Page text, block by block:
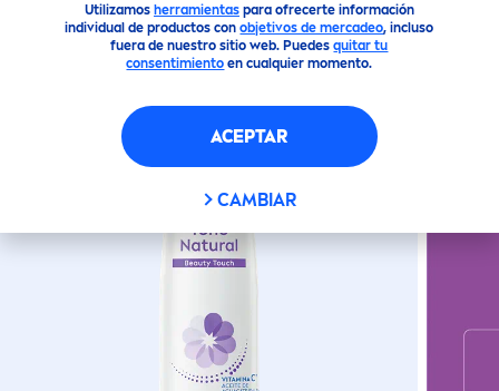
Utilizamos herramientaspara ofrecerte información
individual de productos conobjetivos de mercadeo, incluso
fuera de nuestro sitio web. Puedesquitar tu
consentimiento en cualquier momento.
ACEPTAR
CAMBIAR